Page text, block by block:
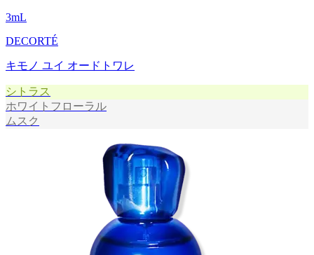
3mL
DECORTÉ
キモノ ユイ オードトワレ
シトラス
ホワイトフローラル
ムスク